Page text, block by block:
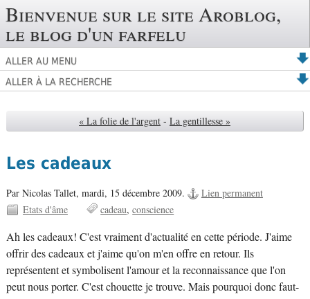
Bienvenue sur le site Aroblog,
le blog d'un farfelu
ALLER AU MENU
ALLER À LA RECHERCHE
« La folie de l'argent - La gentillesse »
Les cadeaux
Par Nicolas Tallet, mardi, 15 décembre 2009.
Lien permanent
Etats d'âme
cadeau conscience
Ah les cadeaux! C'est vraiment d'actualité en cette période. J'aime
offrir des cadeaux et j'aime qu'on m'en offre en retour. Ils
représentent et symbolisent l'amour et la reconnaissance que l'on
peut nous porter. C'est chouette je trouve. Mais pourquoi donc faut-